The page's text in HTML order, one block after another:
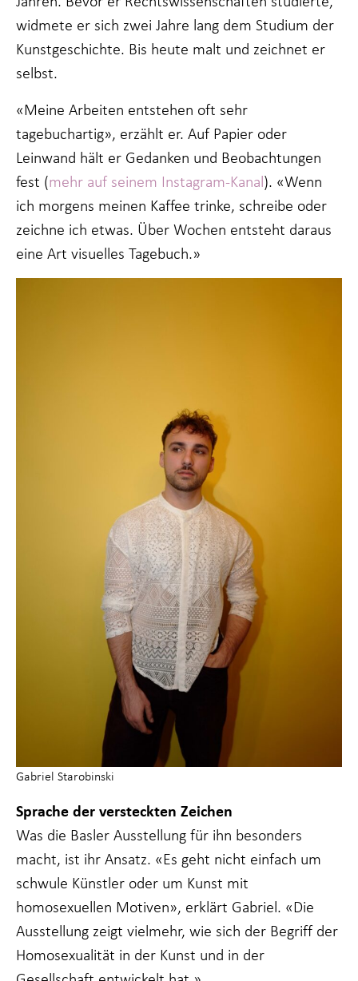
widmete er sich zwei Jahre lang dem Studium der
Kunstgeschichte. Bis heute malt und zeichnet er
selbst.
«Meine Arbeiten entstehen oft sehr
tagebuchartig», erzählt er. Auf Papier oder
Leinwand hält er Gedanken und Beobachtungen
fest (mehr auf seinem Instagram-Kanal). «Wenn
ich morgens meinen Kaffee trinke, schreibe oder
zeichne ich etwas. Über Wochen entsteht daraus
eine Art visuelles Tagebuch.»
Gabriel Starobinski
Sprache der versteckten Zeichen
Was die Basler Ausstellung für ihn besonders
macht, ist ihr Ansatz. «Es geht nicht einfach um
schwule Künstler oder um Kunst mit
homosexuellen Motiven», erklärt Gabriel. «Die
Ausstellung zeigt vielmehr, wie sich der Begriff der
Homosexualität in der Kunst und in der
Website
verschwinden.
Marketing
Interesse und Ihr
Verhalten beim
Besuch unserer
Website mitteilen,
erhöhen Sie die
Wahrscheinlichkeit,
dass Sie auf Sie
zugeschnittene
Inhalte und
Angebote sehen.